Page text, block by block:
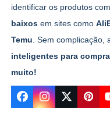
identificar os produtos
baixos em sites como
Temu . Sem
inteligentes para
muito!
Facebook
Instagram
Twitter